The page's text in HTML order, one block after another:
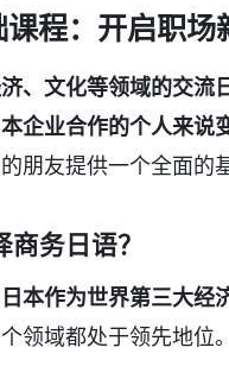
程：开启职场
、文化等领域的交
企业合作的个人来说
朋友提供一个全面的
务日语？
日本作为世界第三大经
领域都处于领先地位。